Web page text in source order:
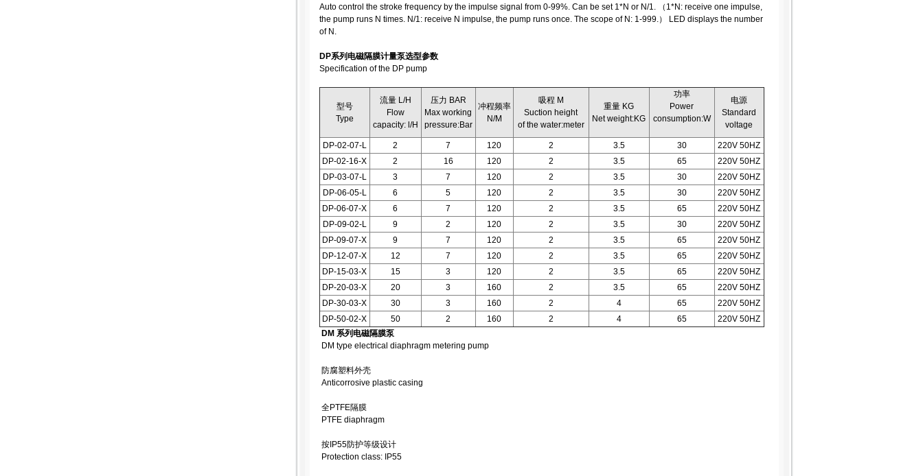
Auto control the stroke frequency by the impulse signal from 0-99%. Can be set 1*N or N/1. （1*N: receive one impulse,
the pump runs N times. N/1: receive N impulse, the pump runs once. The scope of N: 1-999.） LED displays the number
of N.
DP系列电磁隔膜计量泵选型参数
Specification of the DP pump
型号
Type
流量 L/H
Flow
capacity: l/H
压力 BAR
Max working
pressure:Bar
冲程频率
N/M
吸程 M
Suction height
of the water:meter
重量 KG
Net weight:KG
功率
Power
consumption:W
电源
Standard
voltage
DP-02-07-L 2 7 120 2 3.5 30
220V 50HZ
DP-02-16-X
2 16 120 2 3.5 65
220V 50HZ
DP-03-07-L
3 7 120 2 3.5 30
220V 50HZ
DP-06-05-L
6 5 120 2 3.5 30
220V 50HZ
DP-06-07-X
6 7 120 2 3.5 65
220V 50HZ
DP-09-02-L
9 2 120 2 3.5 30
220V 50HZ
DP-09-07-X
9 7 120 2 3.5 65
220V 50HZ
DP-12-07-X
12 7 120 2 3.5 65
220V 50HZ
DP-15-03-X
15 3 120 2 3.5 65
220V 50HZ
DP-20-03-X
20 3 160 2 3.5 65
220V 50HZ
DP-30-03-X
30 3 160 2 4 65
220V 50HZ
DP-50-02-X
50 2 160 2 4 65
220V 50HZ
DM 系列电磁隔膜泵
DM type electrical diaphragm metering pump
防腐塑料外壳
Anticorrosive plastic casing
全PTFE隔膜
PTFE diaphragm
按IP55防护等级设计
Protection class: IP55